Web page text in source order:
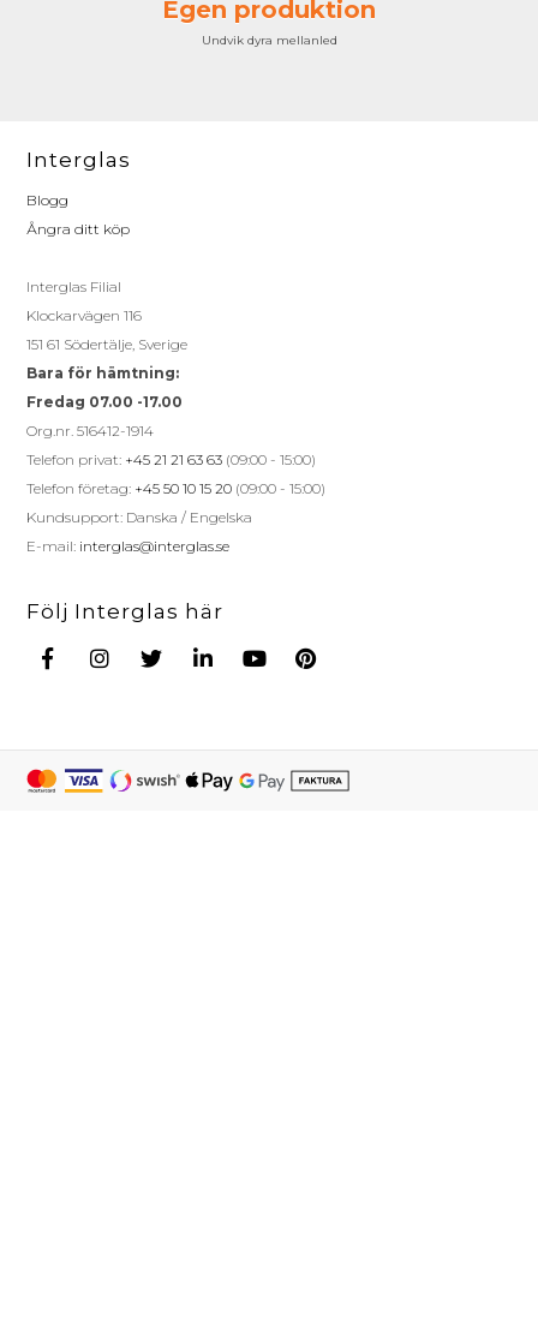
Egen produktion
Undvik dyra mellanled
Interglas
Blogg
Ångra ditt köp
Interglas Filial
Klockarvägen 116
151 61 Södertälje, Sverige
Bara för hämtning:
Fredag 07.00 -17.00
Org.nr. 516412-1914
Telefon privat: +45 21 21 63 63 (09:00 - 15:00)
Telefon företag: +45 50 10 15 20 (09:00 - 15:00)
Kundsupport: Danska / Engelska
E-mail: interglas@interglas.se
Följ Interglas här